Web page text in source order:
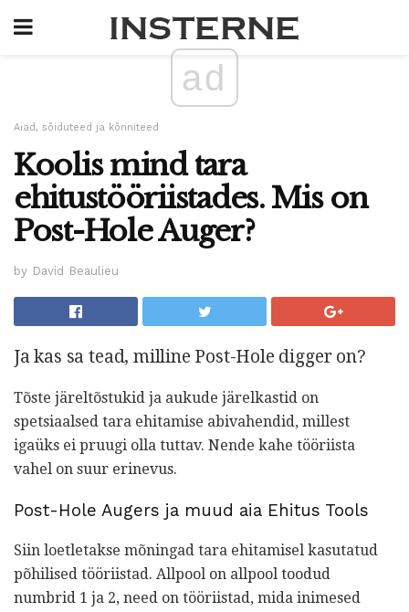
ad
Aiad, sõiduteed ja kõnniteed
Koolis mind tara
ehitustööriistades. Mis on
Post-Hole Auger?
by David Beaulieu
Ja kas sa tead, milline Post-Hole digger on?
Tõste järeltõstukid ja aukude järelkastid on
spetsiaalsed tara ehitamise abivahendid, millest
igaüks ei pruugi olla tuttav. Nende kahe tööriista
vahel on suur erinevus.
Post-Hole Augers ja muud aia Ehitus Tools
Siin loetletakse mõningad tara ehitamisel kasutatud
põhilised tööriistad. Allpool on allpool toodud
numbrid 1 ja 2, need on tööriistad, mida inimesed